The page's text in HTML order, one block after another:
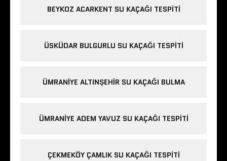
BEYKOZ ACARKENT SU KAÇAĞI TESPITI
ÜSKÜDAR BULGURLU SU KAÇAĞI TESPITI
ÜMRANIYE ALTINŞEHIR SU KAÇAĞI BULMA
ÜMRANIYE ADEM YAVUZ SU KAÇAĞI TESPITI
ÇEKMEKÖY ÇAMLIK SU KAÇAĞI TESPITI